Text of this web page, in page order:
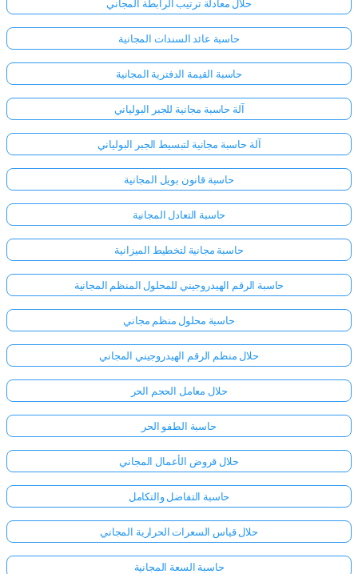
حلال معادلة ترتيب الرابطة المجاني
حاسبة عائد السندات المجانية
حاسبة القيمة الدفترية المجانية
آلة حاسبة مجانية للجبر البولياني
آلة حاسبة مجانية لتبسيط الجبر البولياني
حاسبة قانون بويل المجانية
حاسبة التعادل المجانية
حاسبة مجانية لتخطيط الميزانية
حاسبة الرقم الهيدروجيني للمحلول المنظم المجانية
حاسبة محلول منظم مجاني
حلال منظم الرقم الهيدروجيني المجاني
حلال معامل الحجم الحر
حاسبة الطفو الحر
حلال قروض الأعمال المجاني
حاسبة التفاضل والتكامل
حلال قياس السعرات الحرارية المجاني
حاسبة السعة المجانية